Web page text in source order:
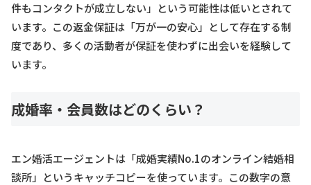
件もコンタクトが成立しない」という可能性は低いとされて
います。この返金保証は「万が一の安心」として存在する制
度であり、多くの活動者が保証を使わずに出会いを経験して
います。
成婚率・会員数はどのくらい？
エン婚活エージェントは「成婚実績No.1のオンライン結婚相
談所」というキャッチコピーを使っています。この数字の意